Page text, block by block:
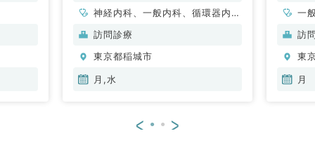
神経内科、一般内科、循環器内
科、呼吸器内科、消化器内科、内
内科、血液内科、膠原病科
訪問診療
東京都稲城市
月,水
一
訪
東
月
< >